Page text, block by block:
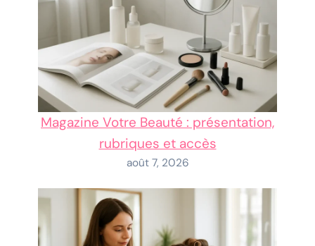
Magazine Votre Beauté : présentation,
rubriques et accès
août 7, 2026